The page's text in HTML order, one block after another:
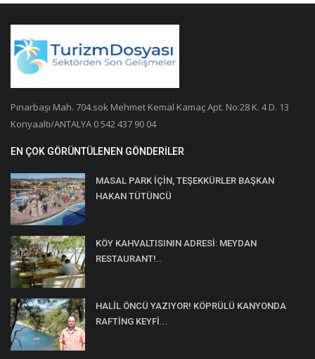
Pınarbaşı Mah. 704.sok Mehmet Kemal Kamaç Apt. No:28 K. 4 D. 13
Konyaaltı/ANTALYA 0 542 437 90 04
EN ÇOK GÖRÜNTÜLENEN GÖNDERILER
MASAL PARK İÇİN, TEŞEKKÜRLER BAŞKAN
HAKAN TÜTÜNCÜ
KÖY KAHVALTISININ ADRESİ: MEYDAN
RESTAURANT!..
HALİL ÖNCÜ YAZIYOR! KÖPRÜLÜ KANYONDA
RAFTİNG KEYFİ...